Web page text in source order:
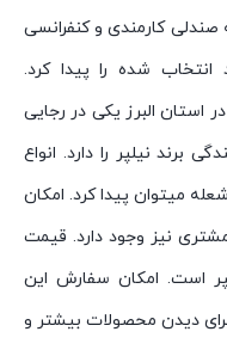
صندلی کارمندی و کنفرانسی
انتخاب شده را پیدا کرد.
استان البرز یکی در رجایی
برند نیلپر را دارد. انواع
میتوان پیدا کرد. امکان
نیز وجود دارد. قیمت
است. امکان سفارش این
دیدن محصولات بیشتر و